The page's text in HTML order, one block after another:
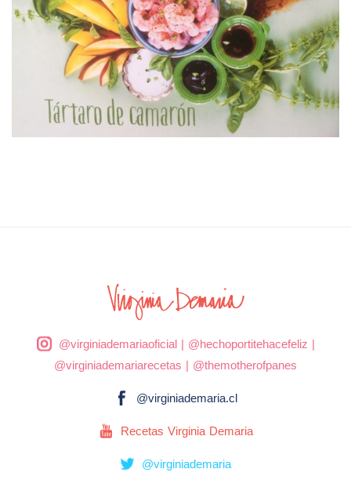
@virginiademariaoficial| @hechoportitehacefeliz |
@virginiademariarecetas | @themotherofpanes
@virginiademaria.cl
Recetas Virginia Demaria
@virginiademaria